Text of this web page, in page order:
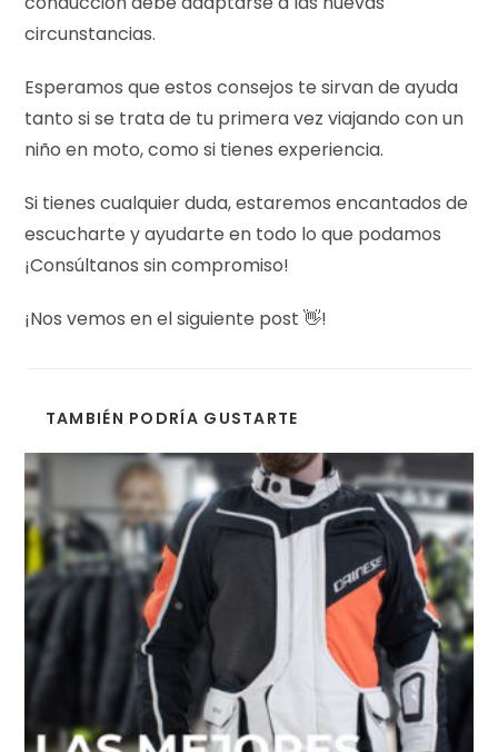
circunstancias.
Esperamos que estos consejos te sirvan de ayuda
tanto si se trata de tu primera vez viajando con un
niño en moto, como si tienes experiencia.
Si tienes cualquier duda, estaremos encantados de
escucharte y ayudarte en todo lo que podamos
¡Consúltanos sin compromiso!
¡Nos vemos en el siguiente post 👋!
TAMBIÉN PODRÍA GUSTARTE